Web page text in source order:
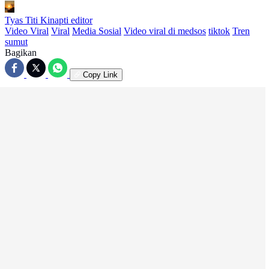
Tyas Titi Kinapti editor
Video Viral Viral Media Sosial Video viral di medsos tiktok Tren
sumut
Bagikan
Copy Link